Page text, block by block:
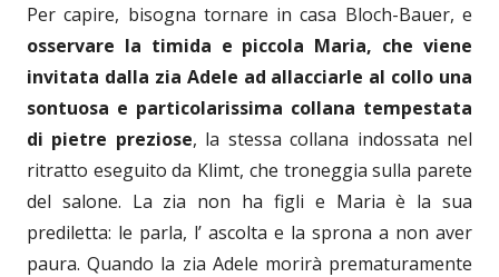
Per capire, bisogna tornare in casa Bloch-Bauer, e
osservare la timida e piccola Maria, che viene
invitata dalla zia Adele ad allacciarle al collo una
sontuosa e particolarissima collana tempestata
di pietre preziose, la stessa collana indossata nel
ritratto eseguito da Klimt, che troneggia sulla parete
del salone. La zia non ha figli e Maria è la sua
prediletta: le parla, l’ ascolta e la sprona a non aver
paura. Quando la zia Adele morirà prematuramente